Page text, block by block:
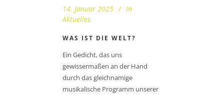
14. Januar 2025
In
Aktuelles
WAS IST DIE WELT?
Ein Gedicht, das uns
gewissermaßen an der Hand
durch das gleichnamige
musikalische Programm unserer